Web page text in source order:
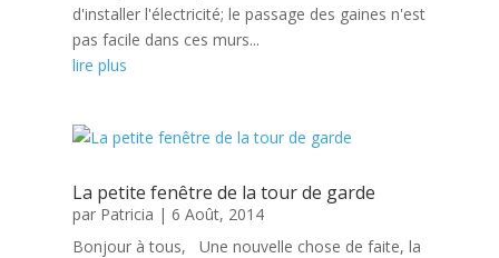
d'installer l'électricité; le passage des gaines n'est
pas facile dans ces murs...
lire plus
La petite fenêtre de la tour de garde
par Patricia | 6 Août, 2014
Bonjour à tous, Une nouvelle chose de faite, la